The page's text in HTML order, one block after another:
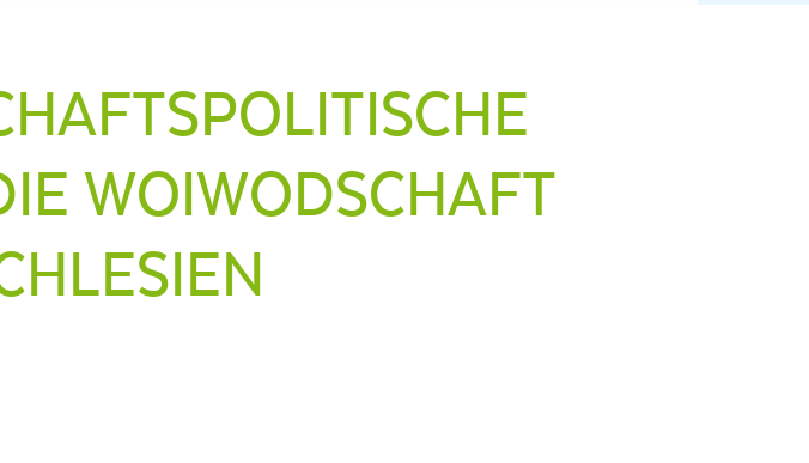
WOIWODSCHAFT